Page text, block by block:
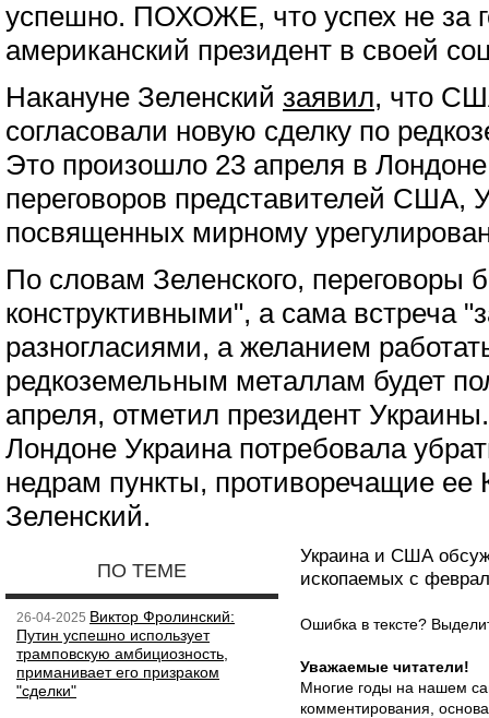
успешно. ПОХОЖЕ, что успех не за
американский президент в своей
Накануне Зеленский заявил, что
согласовали новую сделку по
Это произошло 23 апреля в
переговоров представителей США,
посвященных мирному
По словам Зеленского, переговоры
конструктивными", а сама встреча
разногласиями, а желанием
редкоземельным металлам будет
апреля, отметил президент
Лондоне Украина потребовала
недрам пункты, противоречащие ее
Зеленский.
ПО ТЕМЕ
26-04-2025 Виктор Фролинский:
Путин успешно использует
трамповскую амбициозность,
приманивает его призраком
"сделки"
Украина и США
ископаемых с
Ошибка в тексте?
Уважаемые читатели!
Многие годы на нашем
комментирования,